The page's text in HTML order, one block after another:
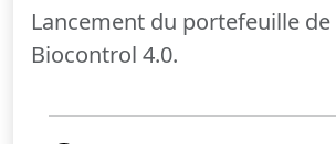
Lancement du portefeuille
Biocontrol 4.0.